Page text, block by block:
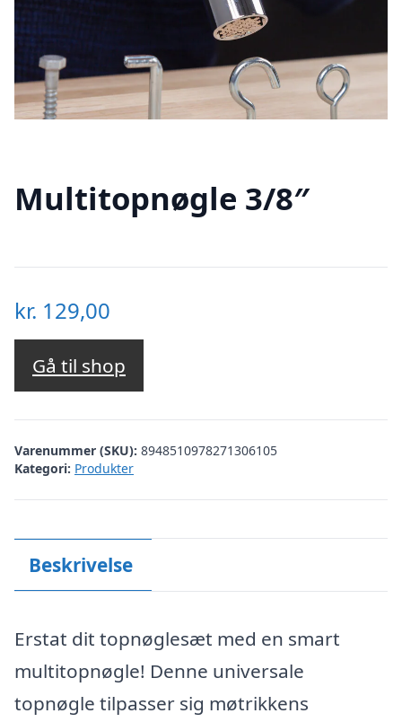
Multitopnøgle 3/8″
kr. 129,00
Gå til shop
Varenummer (SKU): 8948510978271306105
Kategori: Produkter
Beskrivelse
Erstat dit topnøglesæt med en smart
multitopnøgle! Denne universale
topnøgle tilpasser sig møtrikkens